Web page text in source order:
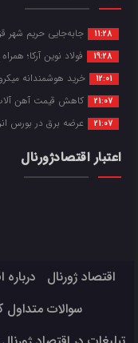
11:28 جابه‌جایی حریم شهر
19:28 فولاد نوین آرکا؛
12:01 خرید هوشمندانه
21:07 کاهش قیمت آهن
21:07 عرضه برق در بورس
اعتبار اقتصادژورنال
اقتصاد ژورنال درباره
سوالات متداول